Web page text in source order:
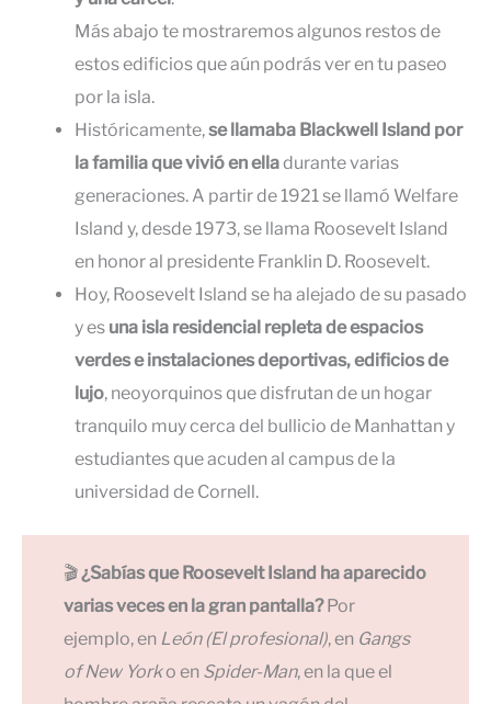
Más abajo te mostraremos algunos restos de
estos edificios que aún podrás ver en tu paseo
por la isla.
Históricamente,se llamaba Blackwell Island por
la familia que vivió en elladurante varias
generaciones. A partir de 1921 se llamó Welfare
Island y, desde 1973, se llama Roosevelt Island
en honor al presidente Franklin D. Roosevelt.
Hoy, Roosevelt Island se ha alejado de su pasado
y es una isla residencial repleta de espacios
verdes e instalaciones deportivas, edificios de
lujo, neoyorquinos que disfrutan de un hogar
tranquilo muy cerca del bullicio de Manhattan y
estudiantes que acuden al campus de la
universidad de Cornell.
🎬¿Sabías que Roosevelt Island ha aparecido
varias veces en la gran pantalla?Por
ejemplo, en León (El profesional), en Gangs
of New Yorko en Spider-Man, en la queel